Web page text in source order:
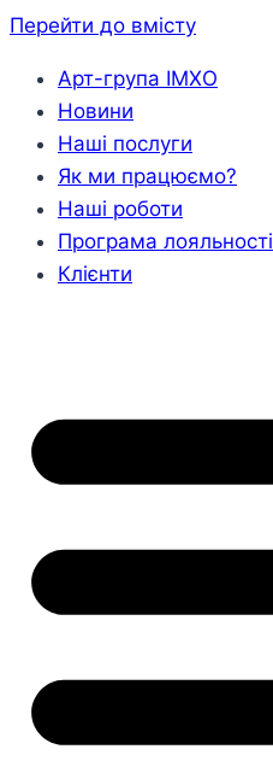
Перейти до вмісту
Арт-група ІМХО
Новини
Наші послуги
Як ми працюємо?
Наші роботи
Програма лояльності
Клієнти